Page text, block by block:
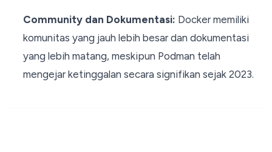
Community dan Dokumentasi: Docker memiliki
komunitas yang jauh lebih besar dan dokumentasi
yang lebih matang, meskipun Podman telah
mengejar ketinggalan secara signifikan sejak 2023.